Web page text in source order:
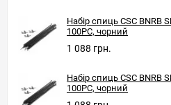
Набір спиць CSC BNRB
100PC, чорний
1 088 грн.
Набір спиць CSC BNRB
100PC, чорний